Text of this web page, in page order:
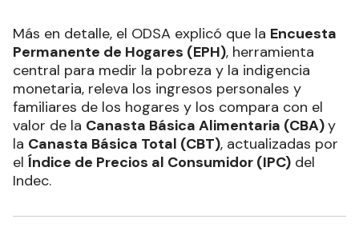
Más en detalle, el ODSA explicó que la Encuesta
Permanente de Hogares (EPH), herramienta
central para medir la pobreza y la indigencia
monetaria, releva los ingresos personales y
familiares de los hogares y los compara con el
valor de la Canasta Básica Alimentaria (CBA)y
la Canasta Básica Total (CBT), actualizadas por
el Índice de Precios al Consumidor (IPC) del
Indec.